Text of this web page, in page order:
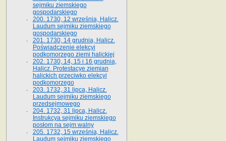
sejmiku ziemskiego
gospodarskiego
200. 1730, 12 września, Halicz.
Laudum sejmiku ziemskiego
gospodarskiego
201. 1730, 14 grudnia, Halicz.
Poświadczenie elekcyi
podkomorzego ziemi halickiej
202. 1730, 14, 15 i 16 grudnia,
Halicz. Protestacye ziemian
halickich przeciwko elekcyi
podkomorzego
203. 1732, 31 lipca, Halicz.
Laudum sejmiku ziemskiego
przedsejmowego
204. 1732, 31 lipca, Halicz.
Instrukcya sejmiku ziemskiego
posłom na sejm walny
205. 1732, 15 września, Halicz.
Laudum sejmiku ziemskiego